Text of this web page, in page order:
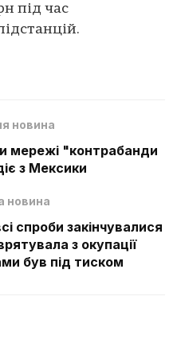
під час
новина
мережі "контрабанди
з Мексики
новина
спроби закінчувалися
з окупації
був під тиском